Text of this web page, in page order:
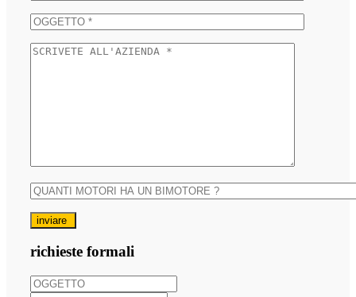
inviare
richieste formali